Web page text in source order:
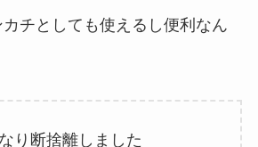
チとしても使えるし便利なん
り断捨離しました